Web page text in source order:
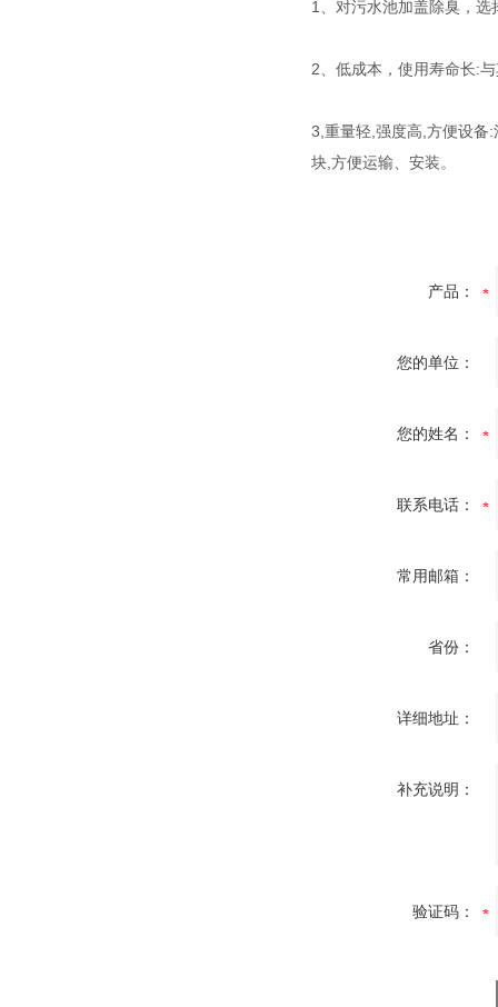
1、对污水池加盖除臭，
2、低成本，使用寿命长:
3,重量轻,强度高,方便设备
块,方便运输、安装。
产品：
您的单位：
您的姓名：
联系电话：
常用邮箱：
省份：
详细地址：
补充说明：
验证码：